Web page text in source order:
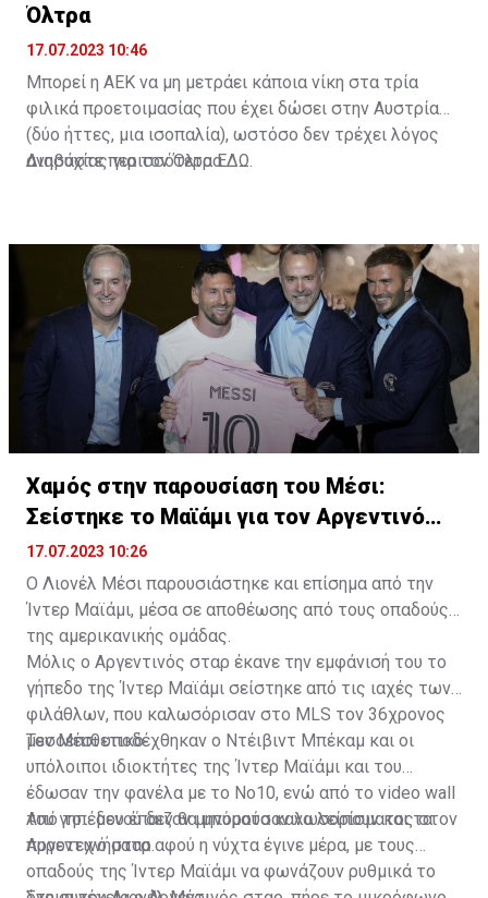
Όλτρα
17.07.2023 10:46
Μπορεί η ΑΕΚ να μη μετράει κάποια νίκη στα τρία
φιλικά προετοιμασίας που έχει δώσει στην Αυστρία
(δύο ήττες, μια ισοπαλία), ωστόσο δεν τρέχει λόγος
ανησυχίας για τον Όλτρα.
Διαβάστε περισσότεραΕΔΩ.
Χαμός στην παρουσίαση του Μέσι:
Σείστηκε το Μαϊάμι για τον Αργεντινό
σταρ
17.07.2023 10:26
Ο Λιονέλ Μέσι παρουσιάστηκε και επίσημα από την
Ίντερ Μαϊάμι, μέσα σε αποθέωσης από τους οπαδούς
της αμερικανικής ομάδας.
Μόλις ο Αργεντινός σταρ έκανε την εμφάνισή του το
γήπεδο της Ίντερ Μαϊάμι σείστηκε από τις ιαχές των
φιλάθλων, που καλωσόρισαν στο MLS τον 36χρονος
μεσοεπιθετικό.
Τον Μέσι υποδέχθηκαν ο Ντέιβιντ Μπέκαμ και οι
υπόλοιποι ιδιοκτήτες της Ίντερ Μαϊάμι και του
έδωσαν την φανέλα με το Νο10, ενώ από το video wall
του γηπέδου έπαιζαν μηνύματα καλωσορίσματος στον
Αργεντινό σταρ.
Από το... μενού δεν θα μπορούσαν να λείπουν και τα
πυροτεχνήματα αφού η νύχτα έγινε μέρα, με τους
οπαδούς της Ίντερ Μαϊάμι να φωνάζουν ρυθμικά το